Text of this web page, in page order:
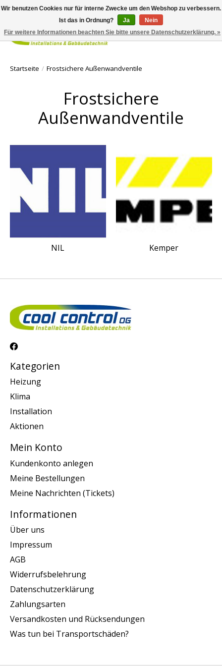
Ihr
Startseite / Frostsichere Außenwandventile
Frostsichere
Außenwandventile
NIL Kemper
Kategorien
Heizung
Klima
Installation
Aktionen
Mein Konto
Kundenkonto anlegen
Meine Bestellungen
Meine Nachrichten (Tickets)
Informationen
Über uns
Impressum
AGB
Widerrufsbelehrung
Datenschutzerklärung
Zahlungsarten
Versandkosten und Rücksendungen
Was tun bei Transportschäden?
Wir benutzen Cookies nur für interne Zwecke um den Webshop zu verbessern.
Ist das in Ordnung?
Ja
Nein
Für weitere Informationen beachten Sie bitte unsere Datenschutzerklärung. »